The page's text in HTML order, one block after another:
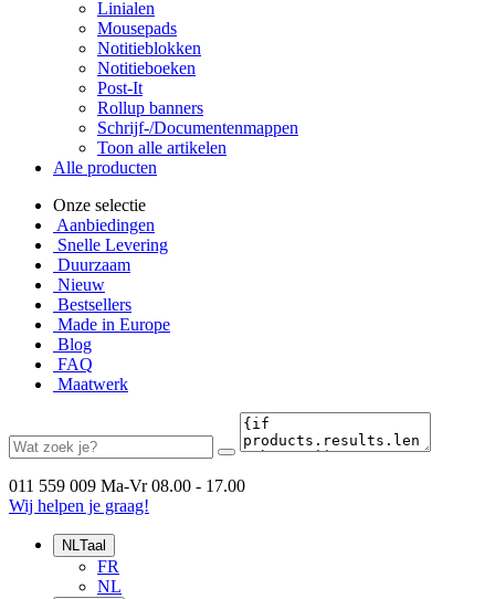
Linialen
Mousepads
Notitieblokken
Notitieboeken
Post-It
Rollup banners
Schrijf-/Documentenmappen
Toon alle artikelen
Alle producten
Onze selectie
Aanbiedingen
Snelle Levering
Duurzaam
Nieuw
Bestsellers
Made in Europe
Blog
FAQ
Maatwerk
011 559 009 Ma-Vr 08.00 - 17.00
Wij helpen je graag!
NLTaal
FR
NL